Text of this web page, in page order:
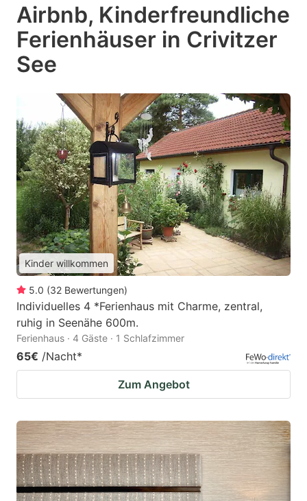
Airbnb, Kinderfreundliche
Ferienhäuser in Crivitzer
See
Kinder willkommen
5.0 (32 Bewertungen)
Individuelles 4 *Ferienhaus mit Charme, zentral,
ruhig in Seenähe 600m.
Ferienhaus · 4 Gäste · 1 Schlafzimmer
65€ /Nacht*
Zum Angebot